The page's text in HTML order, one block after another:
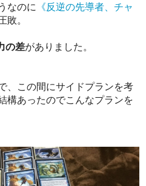
なのに 《反逆の先導者、チャ
敗。
の差がありました。
、この間にサイドプランを考
構あったのでこんなプランを